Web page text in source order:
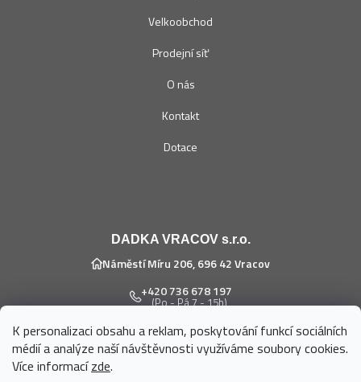
K personalizaci obsahu a reklam, poskytování funkcí sociálních
médií a analýze naší návštěvnosti využíváme soubory cookies.
Více informacízde.
Velkoobchod
Prodejní síť
O nás
Kontakt
Dotace
DADKA VRACOV s.r.o.
Náměstí Míru 206, 696 42 Vracov
+420 736 678 197
(Po - Pá 7 - 15h)
eshop@dadka.cz